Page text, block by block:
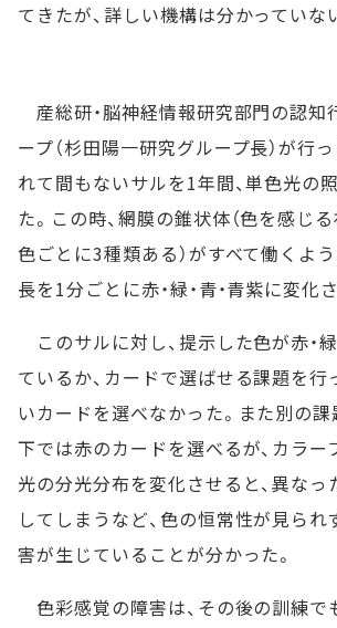
てきたが、詳しい機構は分かっていな
産総研・脳神経情報研究部門の認知
ープ（杉田陽一研究グループ長）が行
れて間もないサルを1年間、単色光の
た。この時、網膜の錐状体（色を感じ
色ごとに3種類ある）がすべて働くよ
長を1分ごとに赤・緑・青・青紫に変化
このサルに対し、提示した色が赤・
ているか、カードで選ばせる課題を行
いカードを選べなかった。また別の課
下では赤のカードを選べるが、カラー
光の分光分布を変化させると、異な
してしまうなど、色の恒常性が見られ
害が生じていることが分かった。
色彩感覚の障害は、その後の訓練で